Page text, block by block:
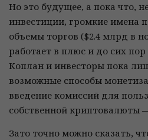
Но это будущее, а пока что,
инвестиции, громкие имена
объемы торгов ($2.4 млрд в
работает в плюс и до сих
Коплан и инвесторы пока
возможные способы
введение комиссий для
собственной криптовалюты
Зато точно можно сказать,